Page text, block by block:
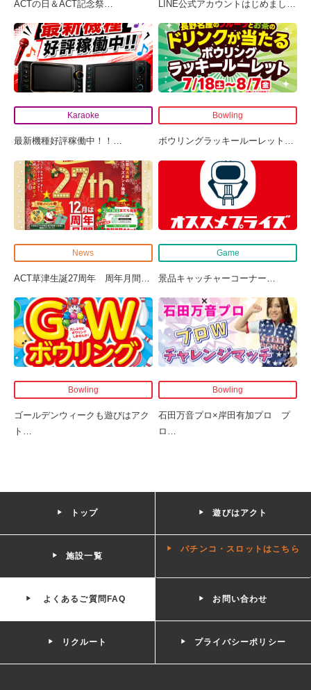
ACTの日＆ACT記念祭 LINE公式アカウントはじめまし
Karaoke
最新機種好評稼働中！！ …
Bowling
ボウリングラッキールーレット …
News
ACT草津生誕27周年 周年月間
Game
景品キャッチャーコーナー
Bowling
ゴールデンウィークも遊びはアク
ト
Bowling
石田万音プロ×岸田有加プロ プ
ロ
トップ 遊びはアクト
施設一覧
パチンコ・スロットはこちら
よくあるご質問FAQ お問い合わせ
リクルート プライバシーポリシー